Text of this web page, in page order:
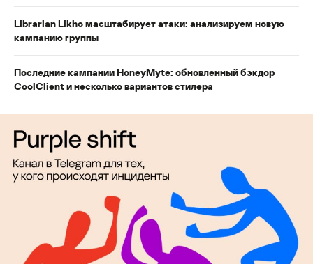
Librarian Likho масштабирует атаки: анализируем новую
кампанию группы
Последние кампании HoneyMyte: обновленный бэкдор
CoolClient и несколько вариантов стилера